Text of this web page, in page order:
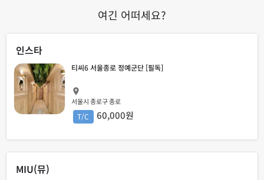
여긴 어떠세요?
인스타
티씨6 서울종로 정예군단 [필독]
서울시 종로구 종로
T/C 60,000원
MIU(뮤)